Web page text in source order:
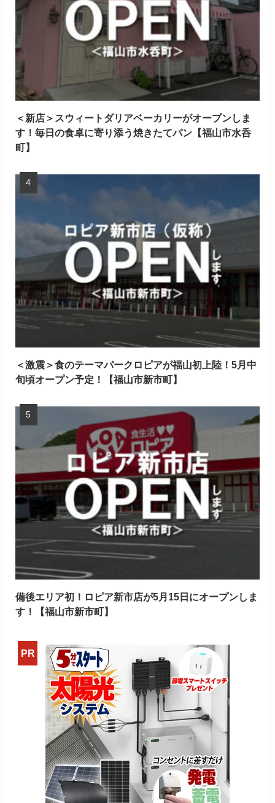
＜新店＞スウィートダリアベーカリーがオープンしま
す！毎日の食卓に寄り添う焼きたてパン【福山市水呑
町】
＜激震＞食のテーマパークロピアが福山初上陸！5月中
旬頃オープン予定！【福山市新市町】
備後エリア初！ロピア新市店が5月15日にオープンしま
す！【福山市新市町】